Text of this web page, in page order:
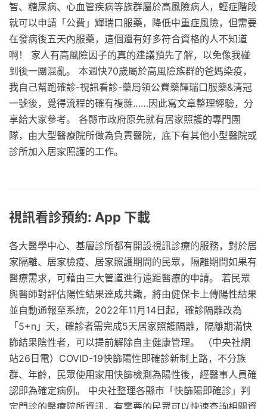
智、糖尿病、心血管疾病等族群屬於高風險病人，輕症階段
就可以申請「公費」輝瑞口服藥，降低中重症風險，但需要
在發病後五天內服藥，這個還有好多符合資格的人不知道
啊！ 家人有高風險因子的真的建議預先了解，以免像我碰
到後一團混亂。 本週快70歲屬於高風險族群的爸媽染疫，
我自己幫跑確診-視訊看診-藥局領公費藥輝瑞口服藥&清冠
一號後，覺得流程的確有複雜……因此寫文章整理經驗，分
享給大家參考。 各縣市政府原先就有居家照護的專門團
隊，由大型醫療院所做為負責醫院，底下有其他小型醫院或
診所加入居家照護的工作。
視訊看診預約: App 下載
各大醫學中心、基層診所都有開設視訊診療的服務，對於居
家隔離、居家檢疫、居家照護期間的民眾，隔離期間如果有
醫療需求，可藉由三大管道進行遠距醫療的申請。 若民眾
與醫師對評估陽性結果達成共識，將由健保卡上傳陽性結果
並自動通報至系統，2022年11月14日起，確診隔離改為
「5+n」天，確診者需完成5天居家照護隔離，隔離期滿快
篩結果陰性者，可以提前解除自主健康管理。 （中央社網
站26日電）COVID-19快篩陽性即確診新制上路，不分族
群、年齡，民眾使用家用快篩檢測為陽性後，經醫事人員確
認即為確定病例。 中央社整理各縣市「快篩陽即確診」判